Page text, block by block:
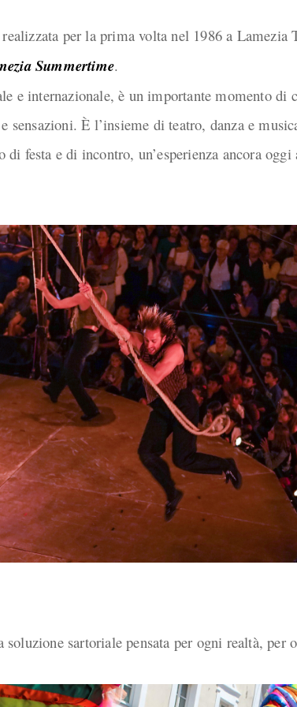
per la prima volta nel 1986 a
Summertime.
e internazionale, è un importante momento di
È l’insieme di teatro, danza e
festa e di incontro, un’esperienza ancora
sartoriale pensata per ogni realtà, per